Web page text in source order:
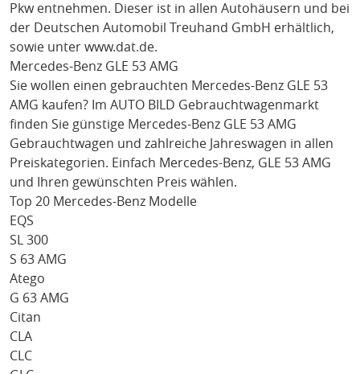
Pkw entnehmen. Dieser ist in allen Autohäusern und bei
der Deutschen Automobil Treuhand GmbH erhältlich,
sowie unter www.dat.de.
Mercedes-Benz GLE 53 AMG
Sie wollen einen gebrauchten Mercedes-Benz GLE 53
AMG kaufen? Im AUTO BILD Gebrauchtwagenmarkt
finden Sie günstige Mercedes-Benz GLE 53 AMG
Gebrauchtwagen und zahlreiche Jahreswagen in allen
Preiskategorien. Einfach Mercedes-Benz, GLE 53 AMG
und Ihren gewünschten Preis wählen.
Top 20 Mercedes-Benz Modelle
EQS
SL 300
S 63 AMG
Atego
G 63 AMG
Citan
CLA
CLC